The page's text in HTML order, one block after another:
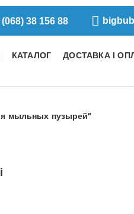
(068) 38 156 88
КАТАЛОГ ДОСТАВКА І
мыльных пузырей”